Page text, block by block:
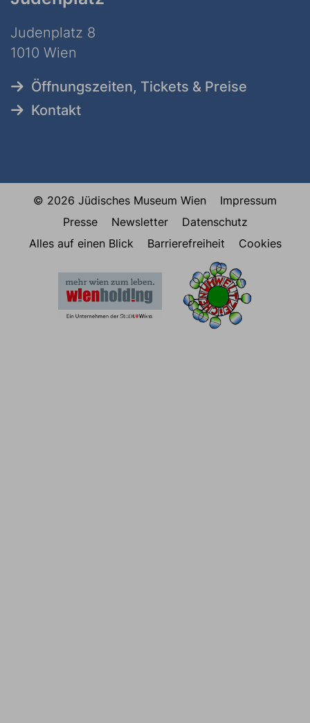
Judenplatz 8
1010 Wien
Öffnungszeiten, Tickets & Preise
Kontakt
© 2026 Jüdisches Museum Wien
Impressum
Presse
Newsletter
Datenschutz
Alles auf einen Blick
Barrierefreiheit Cookies